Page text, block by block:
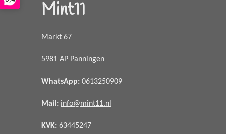
Mint11
Markt 67
5981 AP Panningen
WhatsApp: 0613250909
Mail: info@mint11.nl
KVK: 63445247